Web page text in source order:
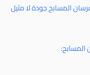
المسابح جودة لا مثيل
المسابح: